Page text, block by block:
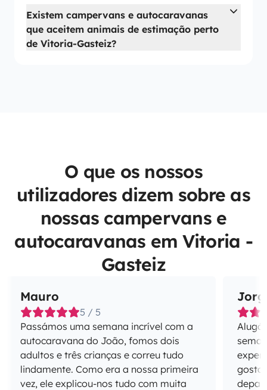
Existem campervans e autocaravanas
que aceitem animais de estimação perto
de Vitoria-Gasteiz?
O que os nossos
utilizadores dizem sobre as
nossas campervans e
autocaravanas em Vitoria -
Gasteiz
Mauro
5 / 5
Passámos uma semana incrível com a
autocaravana do João, fomos dois
adultos e três crianças e correu tudo
lindamente. Como era a nossa primeira
vez, ele explicou-nos tudo com muita
gostar ou não.